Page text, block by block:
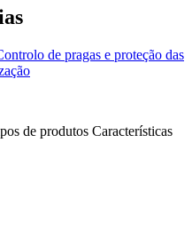
de pragas e proteção das
de produtos Características